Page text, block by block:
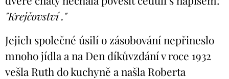
"Krejčovství."
Jejich společné úsilí o zásobování nepřineslo
mnoho jídla a na Den díkůvzdání v roce 1932
vešla Ruth do kuchyně a našla Roberta